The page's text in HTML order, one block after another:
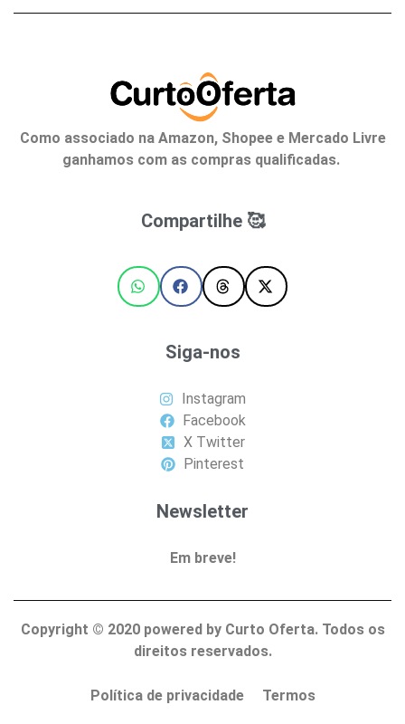
Como associado na Amazon, Shopee e Mercado Livre
ganhamos com as compras qualificadas.
Compartilhe 🥰
Siga-nos
Instagram
Facebook
X Twitter
Pinterest
Newsletter
Em breve!
Copyright © 2020powered by Curto Oferta. Todos os
direitos reservados.
Política de privacidade Termos